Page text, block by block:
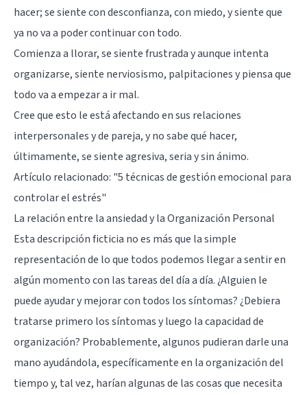
hacer; se siente con desconfianza, con miedo, y siente que
ya no va a poder continuar con todo.
Comienza a llorar, se siente frustrada y aunque intenta
organizarse, siente nerviosismo, palpitaciones y piensa que
todo va a empezar a ir mal.
Cree que esto le está afectando en sus relaciones
interpersonales y de pareja, y no sabe qué hacer,
últimamente, se siente agresiva, seria y sin ánimo.
Artículo relacionado: "5 técnicas de gestión emocional para
controlar el estrés"
La relación entre la ansiedad y la Organización Personal
Esta descripción ficticia no es más que la simple
representación de lo que todos podemos llegar a sentir en
algún momento con las tareas del día a día. ¿Alguien le
puede ayudar y mejorar con todos los síntomas? ¿Debiera
tratarse primero los síntomas y luego la capacidad de
organización? Probablemente, algunos pudieran darle una
mano ayudándola, específicamente en la organización del
tiempo y, tal vez, harían algunas de las cosas que necesita